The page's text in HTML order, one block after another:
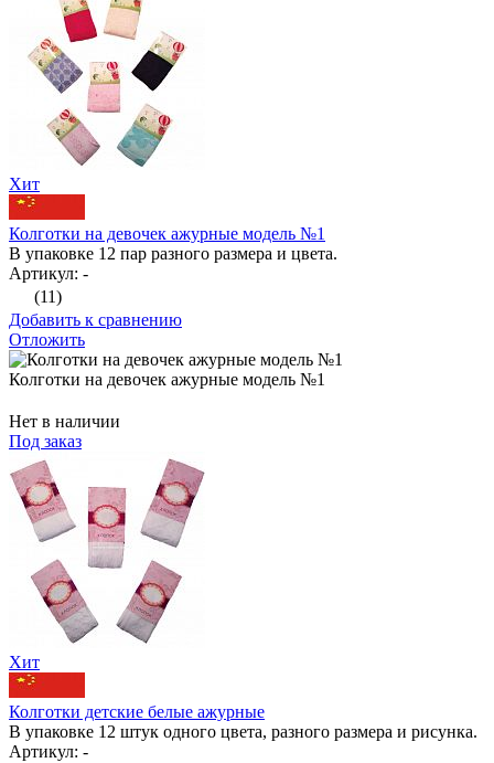
Хит
Колготки на девочек ажурные модель №1
В упаковке 12 пар разного размера и цвета.
Артикул: -
(11)
Добавить к сравнению
Отложить
Колготки на девочек ажурные модель №1
Нет в наличии
Под заказ
Хит
Колготки детские белые ажурные
В упаковке 12 штук одного цвета, разного размера и рисунка.
Артикул: -